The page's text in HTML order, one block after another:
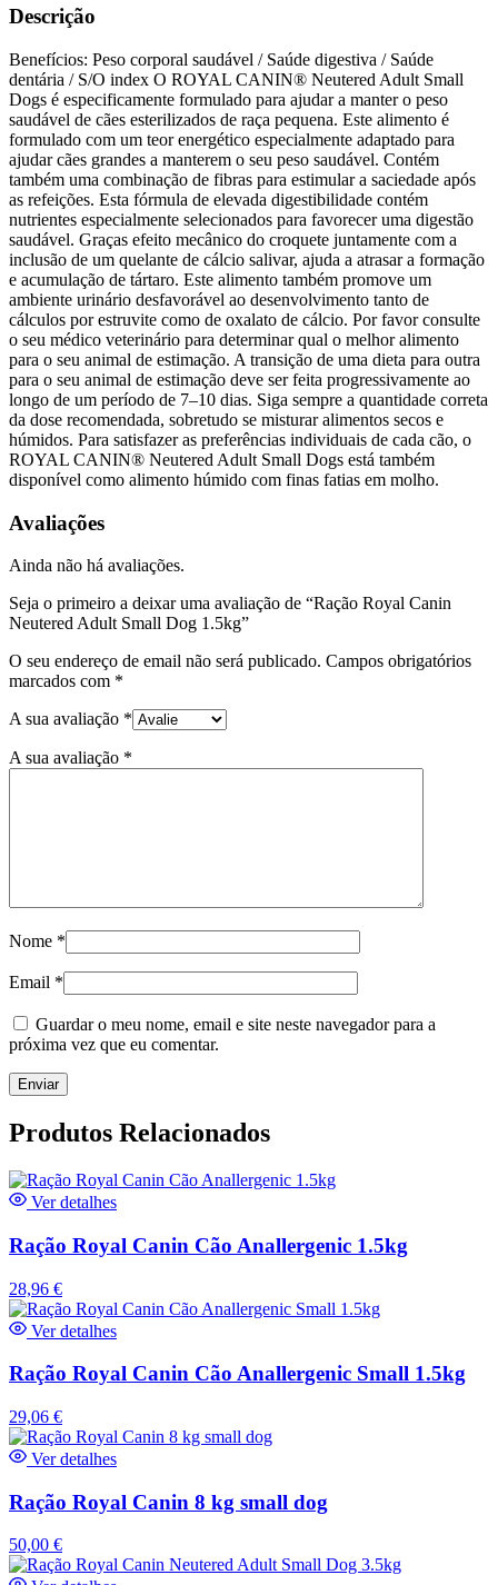
Descrição
Benefícios: Peso corporal saudável / Saúde digestiva / Saúde
dentária / S/O index O ROYAL CANIN® Neutered Adult Small
Dogs é especificamente formulado para ajudar a manter o peso
saudável de cães esterilizados de raça pequena. Este alimento é
formulado com um teor energético especialmente adaptado para
ajudar cães grandes a manterem o seu peso saudável. Contém
também uma combinação de fibras para estimular a saciedade após
as refeições. Esta fórmula de elevada digestibilidade contém
nutrientes especialmente selecionados para favorecer uma digestão
saudável. Graças efeito mecânico do croquete juntamente com a
inclusão de um quelante de cálcio salivar, ajuda a atrasar a formação
e acumulação de tártaro. Este alimento também promove um
ambiente urinário desfavorável ao desenvolvimento tanto de
cálculos por estruvite como de oxalato de cálcio. Por favor consulte
o seu médico veterinário para determinar qual o melhor alimento
para o seu animal de estimação. A transição de uma dieta para outra
para o seu animal de estimação deve ser feita progressivamente ao
longo de um período de 7–10 dias. Siga sempre a quantidade correta
da dose recomendada, sobretudo se misturar alimentos secos e
húmidos. Para satisfazer as preferências individuais de cada cão, o
ROYAL CANIN® Neutered Adult Small Dogs está também
disponível como alimento húmido com finas fatias em molho.
Avaliações
Ainda não há avaliações.
Seja o primeiro a deixar uma avaliação de “Ração Royal Canin
Neutered Adult Small Dog 1.5kg”
O seu endereço de email não será publicado. Campos obrigatórios
marcados com *
A sua avaliação *
A sua avaliação *
Nome *
Email *
Guardar o meu nome, email e site neste navegador para a
próxima vez que eu comentar.
Produtos Relacionados
Ver detalhes
Ração Royal Canin Cão Anallergenic 1.5kg
28,96 €
Ver detalhes
Ração Royal Canin Cão Anallergenic Small 1.5kg
29,06 €
Ver detalhes
Ração Royal Canin 8 kg small dog
50,00 €